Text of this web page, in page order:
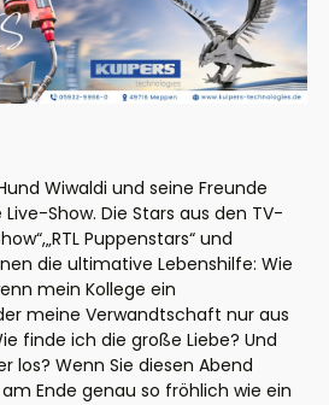
Wiwaldi und seine Freunde
Show. Die Stars aus den TV-
Puppenstars“ und
die ultimative Lebenshilfe: Wie
mein Kollege ein
meine Verwandtschaft nur aus
finde ich die große Liebe? Und
los? Wenn Sie diesen Abend
Ende genau so fröhlich wie ein